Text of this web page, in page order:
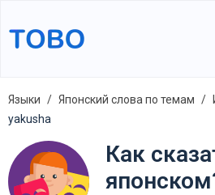
Языки Японский слова по темам
yakusha
Как